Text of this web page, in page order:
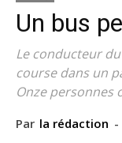
Un bus
Le conducteur
course dans un
Onze personnes
Par la rédaction -